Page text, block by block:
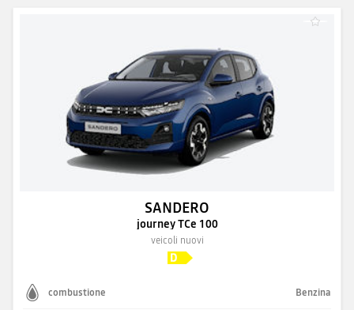
SANDERO
journey TCe 100
veicoli nuovi
combustione Benzina